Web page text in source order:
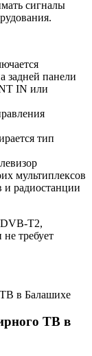
сигналы
задней панели
IN или
тип
мультиплексов
и радиостанции
DVB-T2,
не требует
ТВ в